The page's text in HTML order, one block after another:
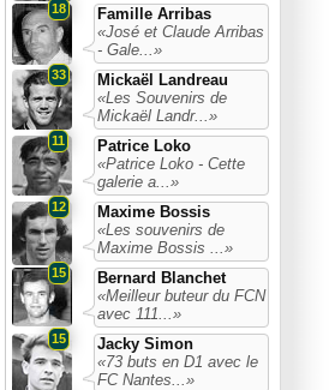
18
Famille Arribas
«José et Claude Arribas
- Gale...»
33
Mickaël Landreau
«Les Souvenirs de
Mickaël Landr...»
11
Patrice Loko
«Patrice Loko - Cette
galerie a...»
12
Maxime Bossis
«Les souvenirs de
Maxime Bossis ...»
15
Bernard Blanchet
«Meilleur buteur du FCN
avec 111...»
15
Jacky Simon
«73 buts en D1 avec le
FC Nantes...»